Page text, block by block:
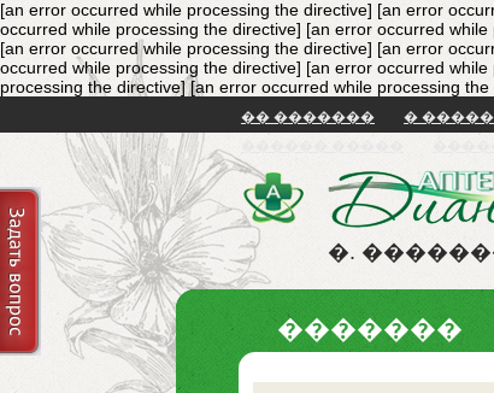
[an error occurred while processing the directive] [an error
occurred while processing the directive] [an error occurred
[an error occurred while processing the directive] [an error
occurred while processing the directive] [an error occurred
processing the directive][an error occurred while processing the
�� ������� �
�.
�������